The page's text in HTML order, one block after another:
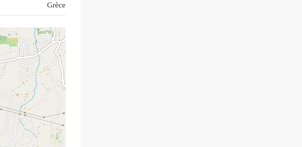
Grèce